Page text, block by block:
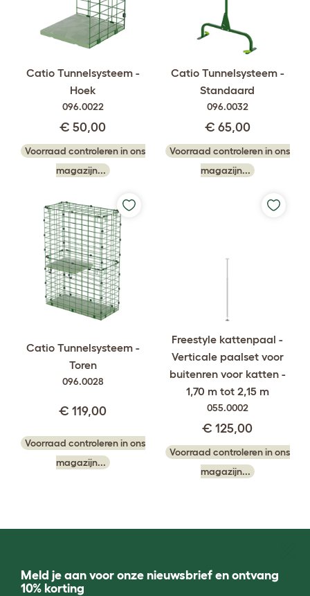
Catio Tunnelsysteem -
Hoek
096.0022
€ 50,00
Voorraad controleren in ons
magazijn...
Catio Tunnelsysteem -
Standaard
096.0032
€ 65,00
Voorraad controleren in ons
magazijn...
Catio Tunnelsysteem -
Toren
096.0028
€ 119,00
Voorraad controleren in ons
magazijn...
Freestyle kattenpaal -
Verticale paalset voor
buitenren voor katten -
1,70 m tot 2,15 m
055.0002
€ 125,00
Voorraad controleren in ons
magazijn...
Meld je aan voor onze nieuwsbrief en ontvang
10% korting